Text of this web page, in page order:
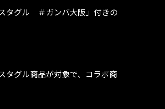
タグル ＃ガンバ大阪」付きの
タグル商品が対象で、コラボ商